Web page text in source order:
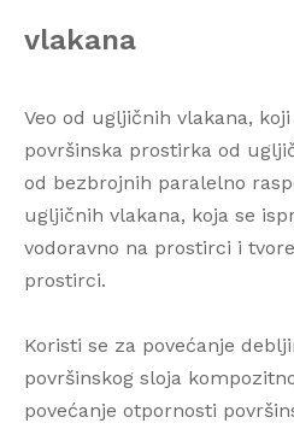
vlakana
Veo od ugljičnih vlakana,
površinska prostirka od
od bezbrojnih paralelno
ugljičnih vlakana, koja se
vodoravno na prostirci i
prostirci.
Koristi se za povećanje
površinskog sloja
povećanje otpornosti